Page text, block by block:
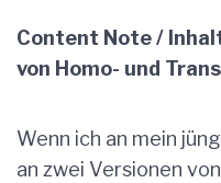
Content Note /
von Homo- und
Wenn ich an mein
an zwei Versionen